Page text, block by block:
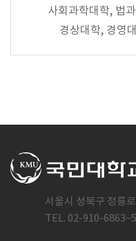
사회과학대학, 법
경상대학, 경영
서울시 성북구 정릉
TEL. 02-910-6863~5